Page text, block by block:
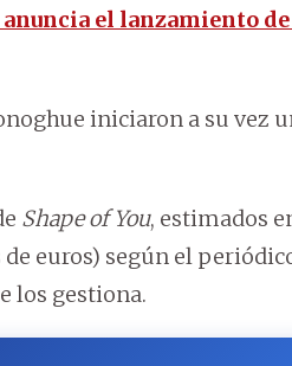
anuncia el lanzamiento
iniciaron a su
Shape of You, estimados
euros) según el
los gestiona.